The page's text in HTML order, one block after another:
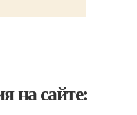
на сайте: